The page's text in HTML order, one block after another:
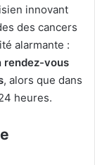
innovant
des cancers
alarmante :
rendez-vous
, alors que dans
heures.